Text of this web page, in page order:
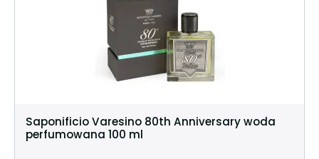
Saponificio Varesino 80th Anniversary woda
perfumowana 100 ml